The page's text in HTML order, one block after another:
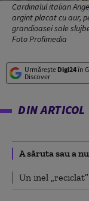
Cardinalul italian
argint placat cu aur,
grandioasei sale
Foto Profimedia
Urmărește Digi24în
Discover
DIN ARTICOL
A săruta sau a
Un inel „reciclat”